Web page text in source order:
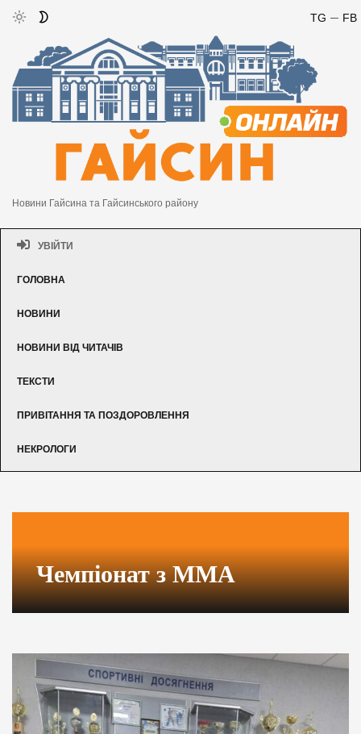
FB
TG
Новини Гайсина та Гайсинського району
УВІЙТИ
ГОЛОВНА
НОВИНИ
НОВИНИ ВІД ЧИТАЧІВ
ТЕКСТИ
ПРИВІТАННЯ ТА ПОЗДОРОВЛЕННЯ
НЕКРОЛОГИ
Чемпіонат з ММА